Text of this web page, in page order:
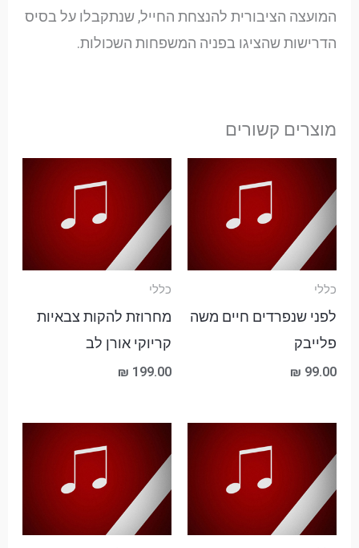
המועצה הציבורית להנצחת החייל, שנתקבלו על בסיס
הדרישות שהציגו בפניה המשפחות השכולות.
מוצרים קשורים
כללי
לפני שנפרדים חיים משה
פלייבק
₪ 99.00
כללי
מחרוזת להקות צבאיות
קריוקי אורן לב
₪ 199.00